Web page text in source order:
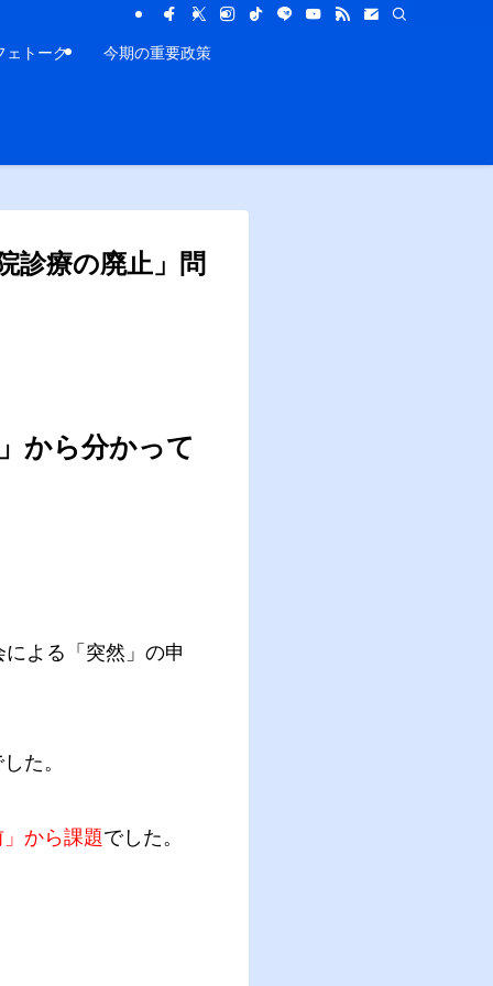
ェトーク 今期の重要政策
診療の廃止」問
から分かって
よる「突然」の申
た。
から課題でした。